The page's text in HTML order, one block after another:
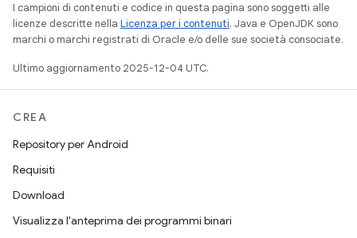
I campioni di contenuti e codice in questa pagina sono soggetti alle
licenze descritte nella Licenza per i contenuti. Java e OpenJDK sono
marchi o marchi registrati di Oracle e/o delle sue società consociate.
Ultimo aggiornamento 2025-12-04 UTC.
CREA
Repository per Android
Requisiti
Download
Visualizza l'anteprima dei programmi binari